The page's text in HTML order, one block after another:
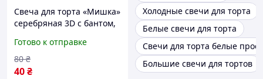
Свеча для торта «Мишка»
серебряная 3D с бантом,
медвежонок, стильный
праздничный декор на
день рождения pix
Готово к отправке
40₴
80 ₴
Холодные свечи для торта
Белые свечи для торта
Свечи для торта белые
Большие свечи для тортов